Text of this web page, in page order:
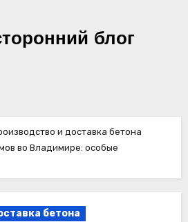
блог
и доставка бетона
во Владимире: особые
бетона